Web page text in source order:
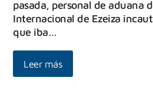
pasada, personal de aduana
Internacional de Ezeiza
que iba…
Leer más